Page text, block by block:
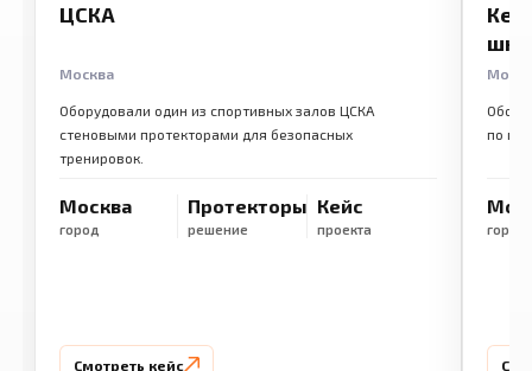
ЦСКА
Москва
Оборудовали один из спортивных залов ЦСКА
стеновыми протекторами для безопасных
тренировок.
Москва
город
Протекторы
решение
Кейс
проекта
Смотреть кейс
по
город